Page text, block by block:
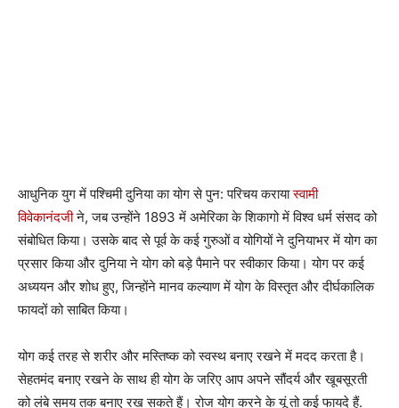
आधुनिक युग में पश्चिमी दुनिया का योग से पुन: परिचय करायास्वामी
विवेकानंदजीने, जब उन्होंने 1893 में अमेरिका के शिकागो में विश्व धर्म संसद को
संबोधित किया। उसके बाद से पूर्व के कई गुरुओं व योगियों ने दुनियाभर में योग का
प्रसार किया और दुनिया ने योग को बड़े पैमाने पर स्वीकार किया। योग पर कई
अध्ययन और शोध हुए, जिन्होंने मानव कल्याण में योग के विस्तृत और दीर्घकालिक
फायदों को साबित किया।
योग कई तरह से शरीर और मस्तिष्क को स्वस्थ बनाए रखने में मदद करता है।
सेहतमंद बनाए रखने के साथ ही योग के जरिए आप अपने सौंदर्य और खूबसूरती
को लंबे समय तक बनाए रख सकते हैं। रोज योग करने के यूं तो कई फायदे हैं.